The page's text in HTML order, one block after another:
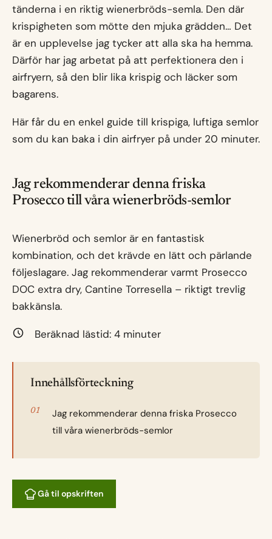
tänderna i en riktig wienerbröds-semla. Den där
krispigheten som mötte den mjuka grädden… Det
är en upplevelse jag tycker att alla ska ha hemma.
Därför har jag arbetat på att perfektionera den i
airfryern, så den blir lika krispig och läcker som
bagarens.
Här får du en enkel guide till krispiga, luftiga semlor
som du kan baka i din airfryer på under 20 minuter.
Jag rekommenderar denna friska
Prosecco till våra wienerbröds-semlor
Wienerbröd och semlor är en fantastisk
kombination, och det krävde en lätt och pärlande
följeslagare. Jag rekommenderar varmt Prosecco
DOC extra dry, Cantine Torresella – riktigt trevlig
bakkänsla.
Beräknad lästid: 4 minuter
Innehållsförteckning
Jag rekommenderar denna friska Prosecco
till våra wienerbröds-semlor
Gå til opskriften